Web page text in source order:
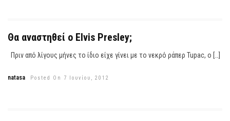
Θα αναστηθεί ο Elvis Presley;
Πριν από λίγους μήνες το ίδιο είχε γίνει με το νεκρό ράπερ Tupac, ο […]
natasa Posted On 7 Ιουνίου, 2012